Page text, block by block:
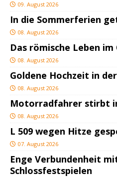
09. August 2026
In die Sommerferien
08. August 2026
Das römische Leben im
08. August 2026
Goldene Hochzeit in
08. August 2026
Motorradfahrer stirbt
08. August 2026
L 509 wegen Hitze
07. August 2026
Enge Verbundenheit
Schlossfestspielen